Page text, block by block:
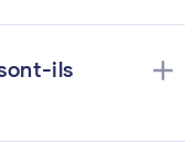
ils
add